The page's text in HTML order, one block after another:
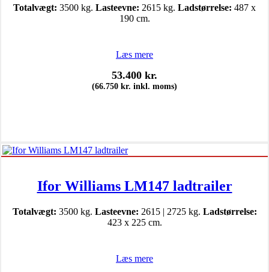
Totalvægt: 3500 kg. Lasteevne: 2615 kg. Ladstørrelse: 487 x
190 cm.
Læs mere
53.400 kr.
(66.750 kr. inkl. moms)
Ifor Williams LM147 ladtrailer
Totalvægt: 3500 kg. Lasteevne: 2615 | 2725 kg. Ladstørrelse:
423 x 225 cm.
Læs mere